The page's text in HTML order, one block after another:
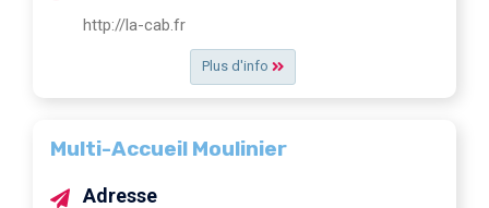
Plus d'info
http://la-cab.fr
Multi-Accueil Moulinier
Adresse